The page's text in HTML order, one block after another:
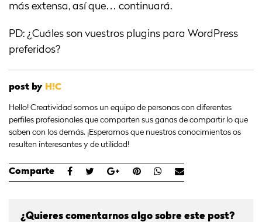
más extensa, así que… continuará.
PD: ¿Cuáles son vuestros plugins para WordPress
preferidos?
post by H!C
Hello! Creatividad somos un equipo de personas con diferentes
perfiles profesionales que comparten sus ganas de compartir lo que
saben con los demás. ¡Esperamos que nuestros conocimientos os
resulten interesantes y de utilidad!
Comparte
¿Quieres comentarnos algo sobre este post?